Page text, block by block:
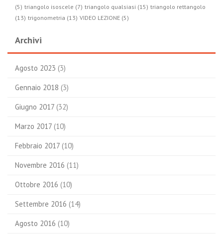
(5) triangolo isoscele (7) triangolo qualsiasi (15) triangolo rettangolo
(13) trigonometria (13) VIDEO LEZIONE (5)
Archivi
Agosto 2023 (3)
Gennaio 2018 (3)
Giugno 2017 (32)
Marzo 2017 (10)
Febbraio 2017 (10)
Novembre 2016 (11)
Ottobre 2016 (10)
Settembre 2016 (14)
Agosto 2016 (10)